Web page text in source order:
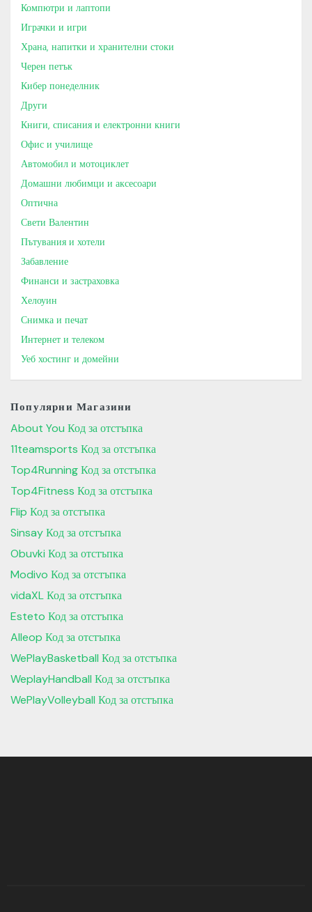
Компютри и лаптопи
Играчки и игри
Храна, напитки и хранителни стоки
Черен петък
Кибер понеделник
Други
Книги, списания и електронни книги
Офис и училище
Автомобил и мотоциклет
Домашни любимци и аксесоари
Оптична
Свети Валентин
Пътувания и хотели
Забавление
Финанси и застраховка
Хелоуин
Снимка и печат
Интернет и телеком
Уеб хостинг и домейни
Популярни Магазини
About You Код за отстъпка
11teamsports Код за отстъпка
Top4Running Код за отстъпка
Top4Fitness Код за отстъпка
Flip Код за отстъпка
Sinsay Код за отстъпка
Obuvki Код за отстъпка
Modivo Код за отстъпка
vidaXL Код за отстъпка
Esteto Код за отстъпка
Alleop Код за отстъпка
WePlayBasketball Код за отстъпка
WeplayHandball Код за отстъпка
WePlayVolleyball Код за отстъпка